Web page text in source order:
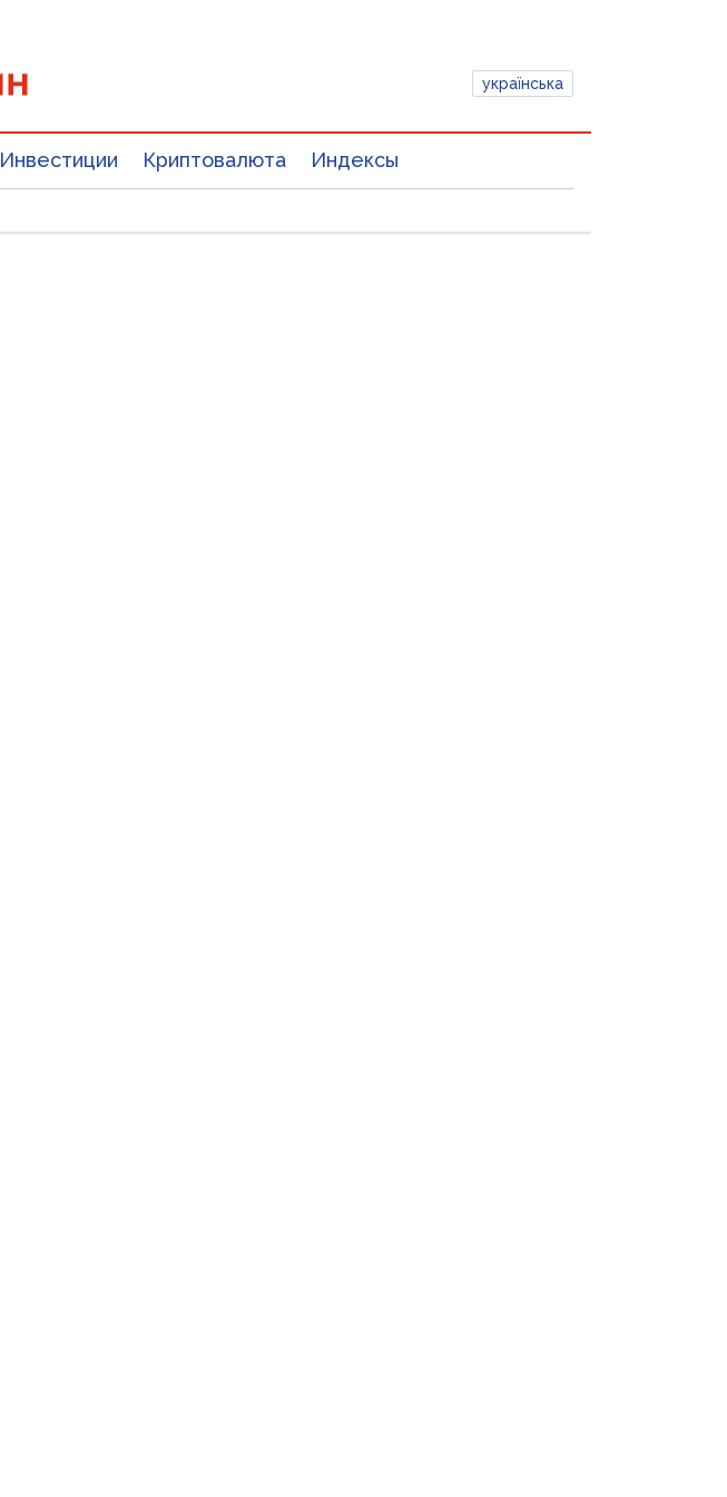
українська
Инвестиции Криптовалюта Индексы